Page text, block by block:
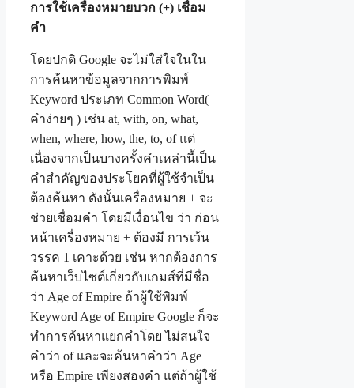
การใช้เครื่องหมายบวก (+) เชื่อม
คำ
โดยปกติ Google จะไม่ใส่ใจในใน
การค้นหาข้อมูลจากการพิมพ์
Keyword ประเภท Common Word(
คำง่ายๆ ) เช่น at, with, on, what,
when, where, how, the, to, of แต่
เนื่องจากเป็นบางครั้งคำเหล่านี้เป็น
คำสำคัญของประโยคที่ผู้ใช้จำเป็น
ต้องค้นหา ดังนั้นเครื่องหมาย + จะ
ช่วยเชื่อมคำ โดยมีเงื่อนไข ว่า ก่อน
หน้าเครื่องหมาย + ต้องมี การเว้น
วรรค 1 เคาะด้วย เช่น หากต้องการ
ค้นหาเว็บไซต์เกี่ยวกับเกมส์ที่มีชื่อ
ว่า Age of Empire ถ้าผู้ใช้พิมพ์
Keyword Age of Empire Google ก็จะ
ทำการค้นหาแยกคำโดย ไม่สนใจ
คำว่า of และจะค้นหาคำว่า Age
หรือ Empire เพียงสองคำ แต่ถ้าผู้ใช้